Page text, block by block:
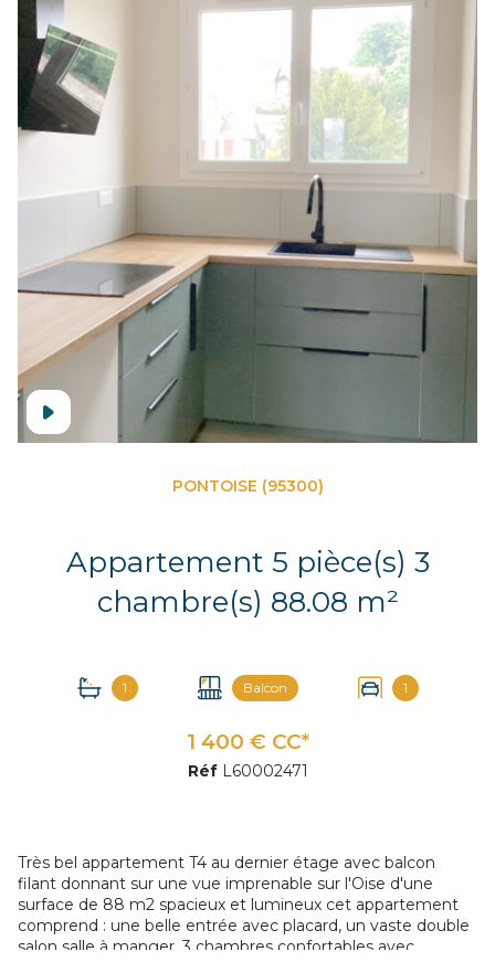
PONTOISE (95300)
Appartement 5 pièce(s) 3
chambre(s) 88.08 m²
1 Balcon 1
1 400 € CC*
Réf L60002471
Très bel appartement T4 au dernier étage avec balcon
filant donnant sur une vue imprenable sur l'Oise d'une
surface de 88 m2 spacieux et lumineux cet appartement
comprend : une belle entrée avec placard, un vaste double
salon salle à manger, 3 chambres confortables avec